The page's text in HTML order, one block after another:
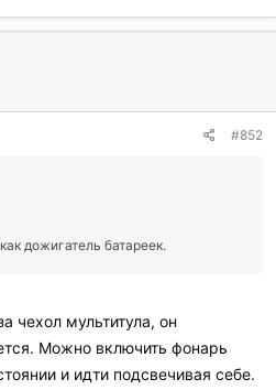
#852
дожигатель батареек.
чехол мультитула, он
Можно включить фонарь
и идти подсвечивая себе.